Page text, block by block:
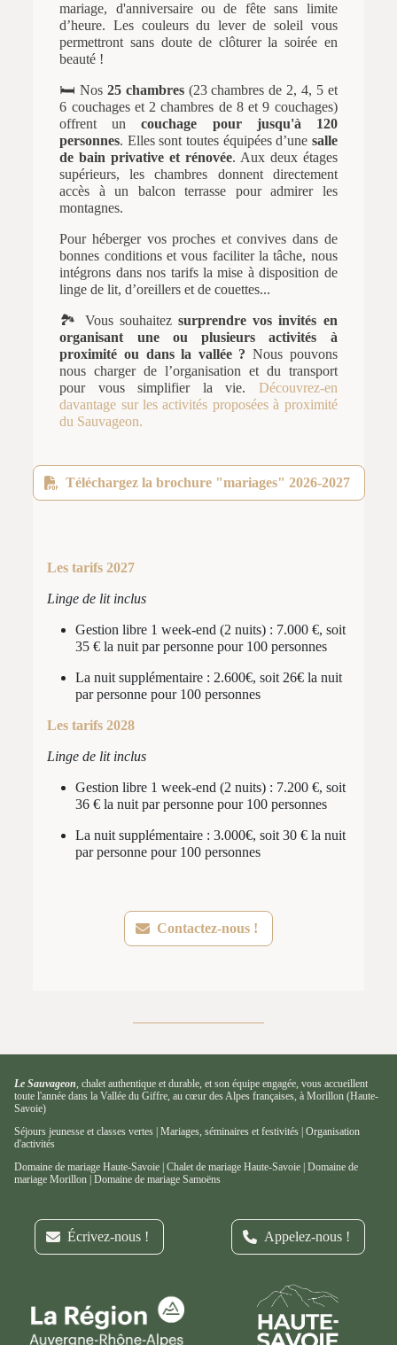
mariage, d'anniversaire ou de fête sans limite
d’heure. Les couleurs du lever de soleil vous
permettront sans doute de clôturer la soirée en
beauté !
🛏️ Nos 25 chambres(23 chambres de 2, 4, 5 et
6 couchages et 2 chambres de 8 et 9 couchages)
offrent uncouchage pour jusqu'à 120
personnes. Elles sont toutes équipées d’une salle
de bain privative et rénovée. Aux deux étages
supérieurs, les chambres donnent directement
accès à un balcon terrasse pour admirer les
montagnes.
Pour héberger vos proches et convives dans de
bonnes conditions et vous faciliter la tâche, nous
intégrons dans nos tarifs la mise à disposition de
linge de lit, d’oreillers et de couettes...
🏞️ Vous souhaitezsurprendre vos invités en
organisant une ou plusieurs activités à
proximité ou dans la vallée ? Nous pouvons
nous charger de l’organisation et du transport
pour vous simplifier la vie. Découvrez-en
davantage sur les activités proposées à proximité
du Sauvageon.
Téléchargez la brochure "mariages" 2026-2027
Les tarifs 2027
Linge de lit inclus
Gestion libre 1 week-end (2 nuits) : 7.000 €, soit
35 € la nuit par personne pour 100 personnes
La nuit supplémentaire : 2.600€, soit 26€ la nuit
par personne pour 100 personnes
Les tarifs 2028
Linge de lit inclus
Gestion libre 1 week-end (2 nuits) : 7.200 €, soit
36 € la nuit par personne pour 100 personnes
La nuit supplémentaire : 3.000€, soit 30 € la nuit
par personne pour 100 personnes
Contactez-nous !
Le Sauvageon, chalet authentique et durable, et son équipe engagée, vous accueillent
toute l'année dans la Vallée du Giffre, au cœur des Alpes françaises, à Morillon (Haute-
Savoie)
Séjours jeunesse et classes vertes Mariages, séminaires et festivités Organisation
d'activités
Domaine de mariage Haute-Savoie Chalet de mariage Haute-Savoie Domaine de
mariage Morillon Domaine de mariage Samoëns
Écrivez-nous ! Appelez-nous !